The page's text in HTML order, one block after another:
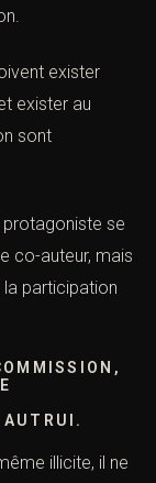
exister
exister au
sont
protagoniste se
co-auteur, mais
participation
illicite, il ne